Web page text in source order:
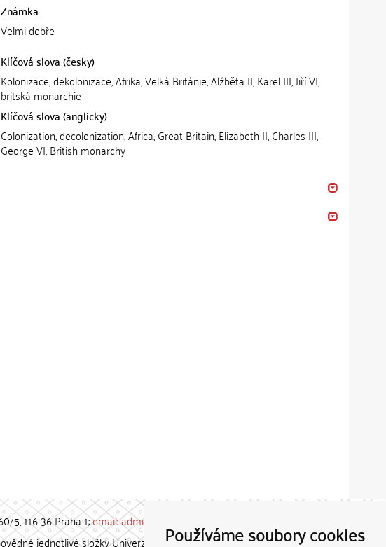
Používáme soubory cookies
Známka
Velmi dobře
Klíčová slova (česky)
Kolonizace, dekolonizace, Afrika, Velká Británie, Alžběta II, Karel III, Jiří VI,
britská monarchie
Klíčová slova (anglicky)
Colonization, decolonization, Africa, Great Britain, Elizabeth II, Charles III,
George VI, British monarchy
5, 116 36 Praha 1;email: admin-repozitar [at] cuni.cz
jednotlivé složky Univerzity Karlovy. / Each constituent